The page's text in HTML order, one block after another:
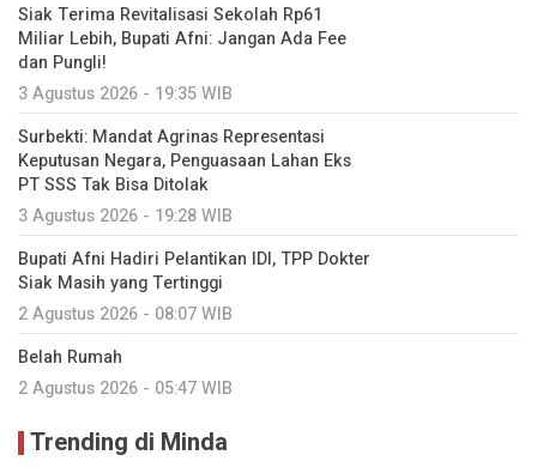
Siak Terima Revitalisasi Sekolah Rp61
Miliar Lebih, Bupati Afni: Jangan Ada Fee
dan Pungli!
3 Agustus 2026 - 19:35 WIB
Surbekti: Mandat Agrinas Representasi
Keputusan Negara, Penguasaan Lahan Eks
PT SSS Tak Bisa Ditolak
3 Agustus 2026 - 19:28 WIB
Bupati Afni Hadiri Pelantikan IDI, TPP Dokter
Siak Masih yang Tertinggi
2 Agustus 2026 - 08:07 WIB
Belah Rumah
2 Agustus 2026 - 05:47 WIB
Trending di Minda